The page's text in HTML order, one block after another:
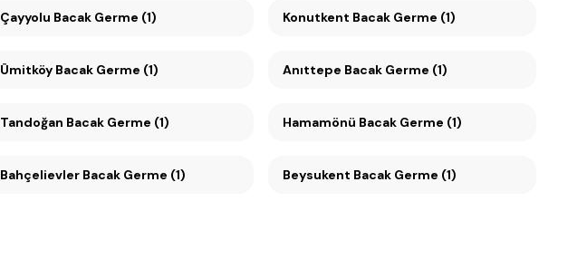
Çayyolu Bacak Germe (1) Konutkent Bacak Germe (1)
Ümitköy Bacak Germe (1) Anıttepe Bacak Germe (1)
Tandoğan Bacak Germe (1) Hamamönü Bacak Germe (1)
Bahçelievler Bacak Germe (1) Beysukent Bacak Germe (1)